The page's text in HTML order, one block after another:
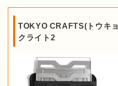
TOKYO CRAFTS(トウキ
クライト2